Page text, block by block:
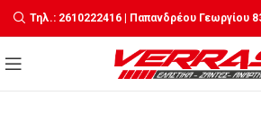
Τηλ.: 2610222416 | Παπανδρέου Γεωργίου